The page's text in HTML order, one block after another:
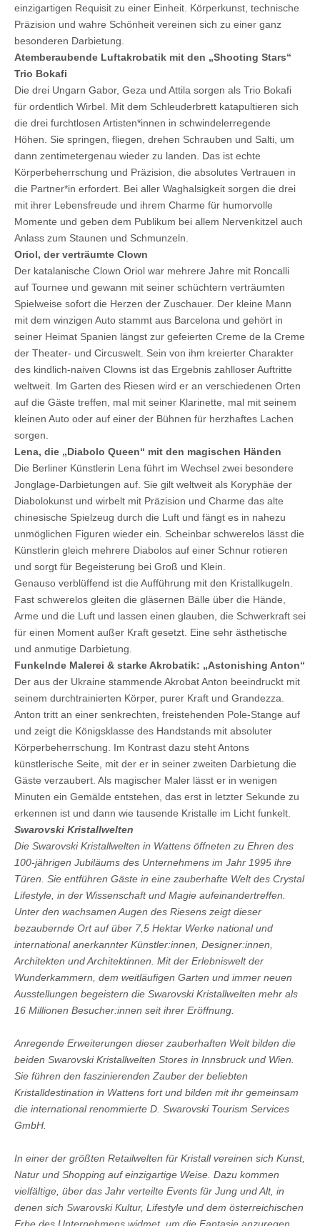
einzigartigen Requisit zu einer Einheit. Körperkunst, technische
Präzision und wahre Schönheit vereinen sich zu einer ganz
besonderen Darbietung.
Atemberaubende Luftakrobatik mit den „Shooting Stars“
Trio Bokafi
Die drei Ungarn Gabor, Geza und Attila sorgen als Trio Bokafi
für ordentlich Wirbel. Mit dem Schleuderbrett katapultieren sich
die drei furchtlosen Artisten*innen in schwindelerregende
Höhen. Sie springen, fliegen, drehen Schrauben und Salti, um
dann zentimetergenau wieder zu landen. Das ist echte
Körperbeherrschung und Präzision, die absolutes Vertrauen in
die Partner*in erfordert. Bei aller Waghalsigkeit sorgen die drei
mit ihrer Lebensfreude und ihrem Charme für humorvolle
Momente und geben dem Publikum bei allem Nervenkitzel auch
Anlass zum Staunen und Schmunzeln.
Oriol, der verträumte Clown
Der katalanische Clown Oriol war mehrere Jahre mit Roncalli
auf Tournee und gewann mit seiner schüchtern verträumten
Spielweise sofort die Herzen der Zuschauer. Der kleine Mann
mit dem winzigen Auto stammt aus Barcelona und gehört in
seiner Heimat Spanien längst zur gefeierten Creme de la Creme
der Theater- und Circuswelt. Sein von ihm kreierter Charakter
des kindlich-naiven Clowns ist das Ergebnis zahlloser Auftritte
weltweit. Im Garten des Riesen wird er an verschiedenen Orten
auf die Gäste treffen, mal mit seiner Klarinette, mal mit seinem
kleinen Auto oder auf einer der Bühnen für herzhaftes Lachen
sorgen.
Lena, die „Diabolo Queen“ mit den magischen Händen
Die Berliner Künstlerin Lena führt im Wechsel zwei besondere
Jonglage-Darbietungen auf. Sie gilt weltweit als Koryphäe der
Diabolokunst und wirbelt mit Präzision und Charme das alte
chinesische Spielzeug durch die Luft und fängt es in nahezu
unmöglichen Figuren wieder ein. Scheinbar schwerelos lässt die
Künstlerin gleich mehrere Diabolos auf einer Schnur rotieren
und sorgt für Begeisterung bei Groß und Klein.
Genauso verblüffend ist die Aufführung mit den Kristallkugeln.
Fast schwerelos gleiten die gläsernen Bälle über die Hände,
Arme und die Luft und lassen einen glauben, die Schwerkraft sei
für einen Moment außer Kraft gesetzt. Eine sehr ästhetische
und anmutige Darbietung.
Funkelnde Malerei & starke Akrobatik: „Astonishing Anton“
Der aus der Ukraine stammende Akrobat Anton beeindruckt mit
seinem durchtrainierten Körper, purer Kraft und Grandezza.
Anton tritt an einer senkrechten, freistehenden Pole-Stange auf
und zeigt die Königsklasse des Handstands mit absoluter
Körperbeherrschung. Im Kontrast dazu steht Antons
künstlerische Seite, mit der er in seiner zweiten Darbietung die
Gäste verzaubert. Als magischer Maler lässt er in wenigen
Minuten ein Gemälde entstehen, das erst in letzter Sekunde zu
erkennen ist und dann wie tausende Kristalle im Licht funkelt.
Swarovski Kristallwelten
Die Swarovski Kristallwelten in Wattens öffneten zu Ehren des
100-jährigen Jubiläums des Unternehmens im Jahr 1995 ihre
Türen. Sie entführen Gäste in eine zauberhafte Welt des Crystal
Lifestyle, in der Wissenschaft und Magie aufeinandertreffen.
Unter den wachsamen Augen des Riesens zeigt dieser
bezaubernde Ort auf über 7,5 Hektar Werke national und
international anerkannter Künstler:innen, Designer:innen,
Architekten und Architektinnen. Mit der Erlebniswelt der
Wunderkammern, dem weitläufigen Garten und immer neuen
Ausstellungen begeistern die Swarovski Kristallwelten mehr als
16 Millionen Besucher:innen seit ihrer Eröffnung.
Anregende Erweiterungen dieser zauberhaften Welt bilden die
beiden Swarovski Kristallwelten Stores in Innsbruck und Wien.
Sie führen den faszinierenden Zauber der beliebten
Kristalldestination in Wattens fort und bilden mit ihr gemeinsam
die international renommierte D. Swarovski Tourism Services
GmbH.
In einer der größten Retailwelten für Kristall vereinen sich Kunst,
Natur und Shopping auf einzigartige Weise. Dazu kommen
vielfältige, über das Jahr verteilte Events für Jung und Alt, in
denen sich Swarovski Kultur, Lifestyle und dem österreichischen